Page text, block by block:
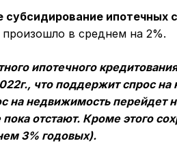
субсидирование ипотечных
в среднем на 2%.
ипотечного
что поддержит спрос на
на недвижимость перейдет
отстают. Кроме этого
3% годовых).